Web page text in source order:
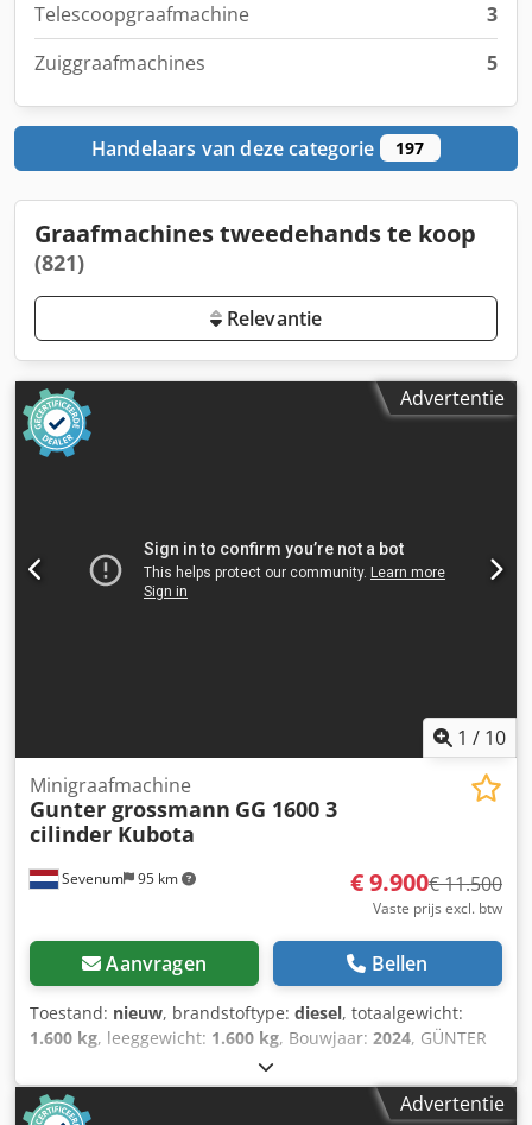
Telescoopgraafmachine
3
Zuiggraafmachines
5
Handelaars van deze categorie 197
Graafmachines tweedehands te koop
(821)
Relevantie
Advertentie
1 / 10
Sevenum 95 km
Minigraafmachine
Gunter grossmann GG 1600 3
cilinder Kubota
€ 9.900€ 11.500
Vaste prijs excl. btw
Aanvragen Bellen
Toestand: nieuw, brandstoftype: diesel, totaalgewicht:
1.600 kg, leeggewicht: 1.600 kg, Bouwjaar: 2024, GÜNTER
GROSSMANN GG1600 MINI GRAAFMACHINE 3 cilinder
KUBOTA Günter Grossmann GG1600 kubota Dankzij een
nauwe samenwerken tussen Günter Grossmann en Kubota
Advertentie